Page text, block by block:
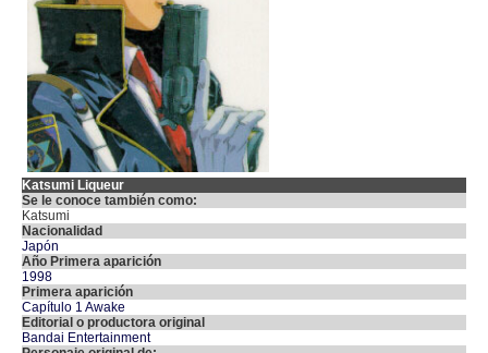
Katsumi Liqueur
Se le conoce también como:
Katsumi
Nacionalidad
Japón
Año Primera aparición
1998
Primera aparición
Capítulo 1 Awake
Editorial o productora original
Bandai Entertainment